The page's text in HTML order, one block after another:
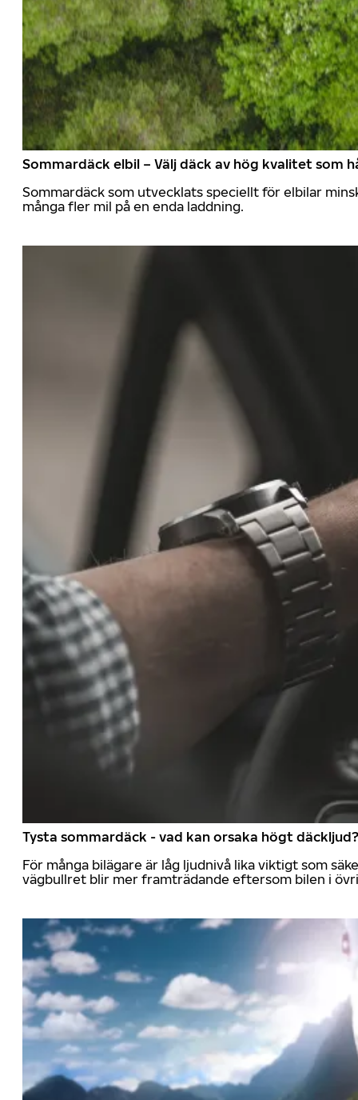
Sommardäck elbil – Välj däck av hög kvalitet som
Sommardäck som utvecklats speciellt för elbilar
många fler mil på en enda laddning.
Tysta sommardäck - vad kan orsaka högt däckljud?
För många bilägare är låg ljudnivå lika viktigt som
vägbullret blir mer framträdande eftersom bilen i